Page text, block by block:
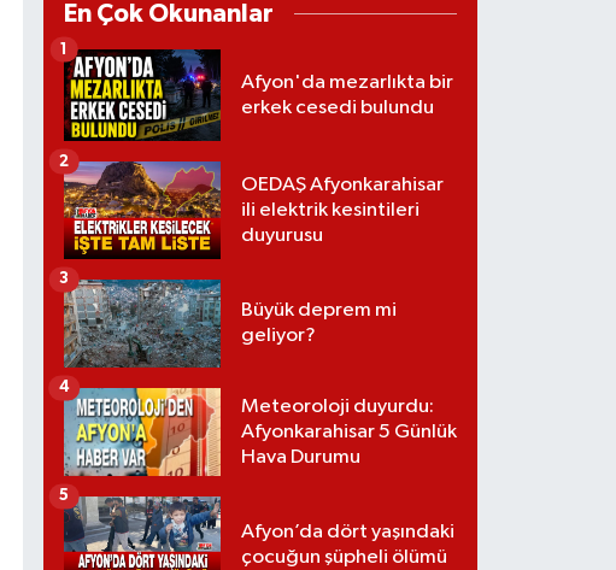
En Çok Okunanlar
Afyon'da mezarlıkta bir
erkek cesedi bulundu
1
OEDAŞ Afyonkarahisar
ili elektrik kesintileri
duyurusu
2
Büyük deprem mi
geliyor?
3
Meteoroloji duyurdu:
Afyonkarahisar 5 Günlük
Hava Durumu
4
Afyon’da dört yaşındaki
çocuğun şüpheli ölümü
5